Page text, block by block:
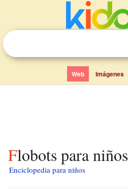
Web Imágenes
Flobots para niños
Enciclopedia para niños